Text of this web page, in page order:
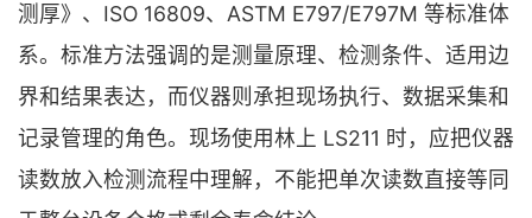
测厚》、ISO 16809、ASTM E797/E797M 等标准体
系。标准方法强调的是测量原理、检测条件、适用边
界和结果表达，而仪器则承担现场执行、数据采集和
记录管理的角色。现场使用林上 LS211 时，应把仪器
读数放入检测流程中理解，不能把单次读数直接等同